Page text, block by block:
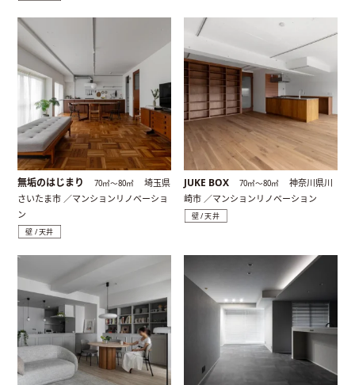
無垢のはじまり 70㎡〜80㎡
埼玉県
さいたま市 ／マンションリノベーショ
ン
壁 / 天井
JUKE BOX 70㎡〜80㎡
神奈川県川
崎市 ／マンションリノベーション
壁 / 天井